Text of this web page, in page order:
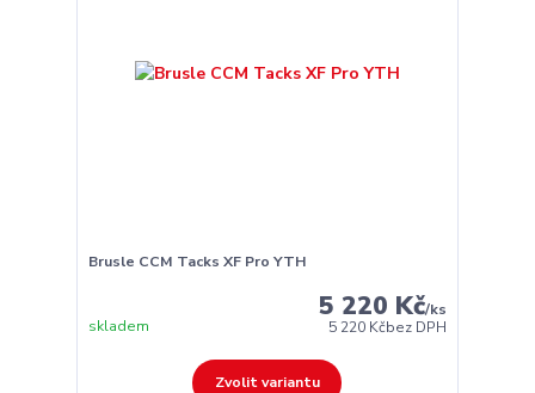
Brusle CCM Tacks XF Pro YTH
5 220 Kč/ks
5 220 Kčbez DPH
skladem
Zvolit variantu